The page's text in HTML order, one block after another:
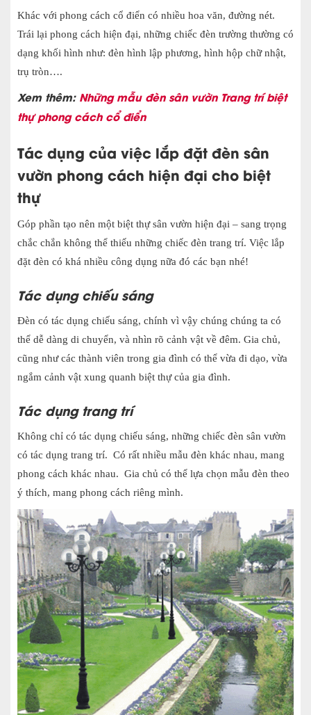
Khác với phong cách cổ điển có nhiều hoa văn, đường nét.
Trái lại phong cách hiện đại, những chiếc đèn trường thường có
dạng khối hình như: đèn hình lập phương, hình hộp chữ nhật,
trụ tròn….
Xem thêm: Những mẫu đèn sân vườn Trang trí biệt
thự phong cách cổ điển
Tác dụng của việc lắp đặt đèn sân
vườn phong cách hiện đại cho biệt
thự
Góp phần tạo nên một biệt thự sân vườn hiện đại – sang trọng
chắc chắn không thể thiếu những chiếc đèn trang trí. Việc lắp
đặt đèn có khá nhiều công dụng nữa đó các bạn nhé!
Tác dụng chiếu sáng
Đèn có tác dụng chiếu sáng, chính vì vậy chúng chúng ta có
thể dễ dàng di chuyển, và nhìn rõ cảnh vật về đêm. Gia chủ,
cũng như các thành viên trong gia đình có thể vừa đi dạo, vừa
ngắm cảnh vật xung quanh biệt thự của gia đình.
Tác dụng trang trí
Không chỉ có tác dụng chiếu sáng, những chiếc đèn sân vườn
có tác dụng trang trí. Có rất nhiều mẫu đèn khác nhau, mang
phong cách khác nhau. Gia chủ có thể lựa chọn mẫu đèn theo
ý thích, mang phong cách riêng mình.